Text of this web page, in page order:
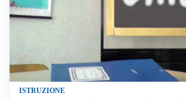
ISTRUZIONE